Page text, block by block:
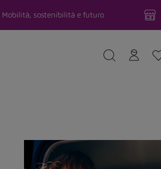
Mobilità, sostenibilità e futuro